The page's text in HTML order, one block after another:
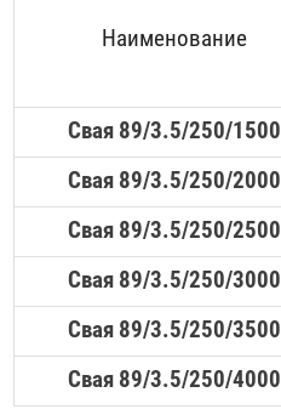
Наименование
Свая 89/3.5/250/1500
Свая 89/3.5/250/2000
Свая 89/3.5/250/2500
Свая 89/3.5/250/3000
Свая 89/3.5/250/3500
Свая 89/3.5/250/4000